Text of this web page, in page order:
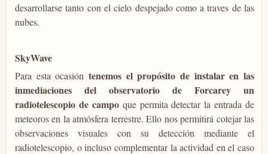
desarrollarse tanto con el cielo despejado como a traves de las
nubes.
SkyWave
Para esta ocasión tenemos el propósito de instalar en las
inmediaciones del observatorio de Forcarey un
radiotelescopio de campoque permita detectar la entrada de
meteoros en la atmósfera terrestre. Ello nos permitirá cotejar las
observaciones visuales con su detección mediante el
radiotelescopio, o incluso complementar la actividad en el caso